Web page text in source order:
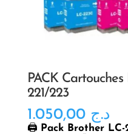
PACK
221/223
د.ج 1.050,00
🖨️ Pack Brother LC-